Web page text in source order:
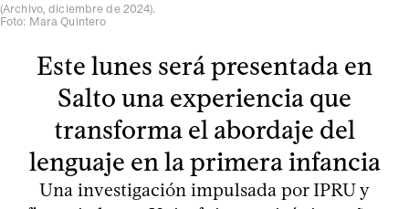
(Archivo, diciembre de 2024).
Foto: Mara Quintero
Este lunes será presentada en
Salto una experiencia que
transforma el abordaje del
lenguaje en la primera infancia
Una investigación impulsada por IPRU y